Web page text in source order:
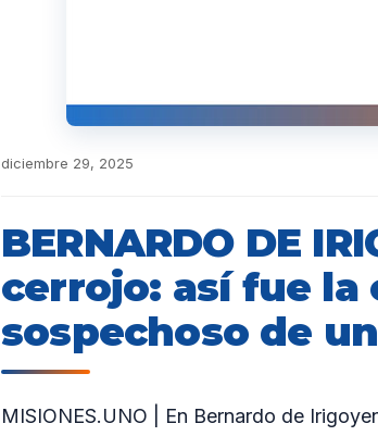
diciembre 29, 2025
BERNARDO DE
cerrojo: así fue la
sospechoso de
MISIONES.UNO | En Bernardo de